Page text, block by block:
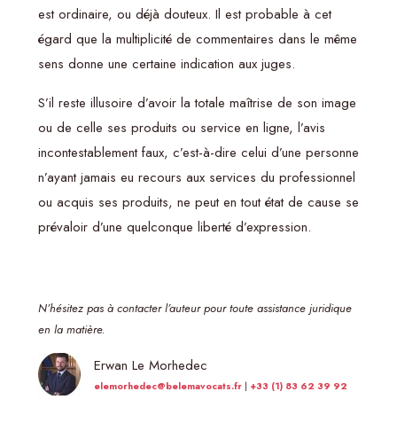
est ordinaire, ou déjà douteux. Il est probable à cet
égard que la multiplicité de commentaires dans le même
sens donne une certaine indication aux juges.
S’il reste illusoire d’avoir la totale maîtrise de son image
ou de celle ses produits ou service en ligne, l’avis
incontestablement faux, c’est-à-dire celui d’une personne
n’ayant jamais eu recours aux services du professionnel
ou acquis ses produits, ne peut en tout état de cause se
prévaloir d’une quelconque liberté d’expression.
N’hésitez pas à contacter l’auteur pour toute assistance juridique
en la matière.
Erwan Le Morhedec
elemorhedec@belemavocats.fr| +33 (1) 83 62 39 92